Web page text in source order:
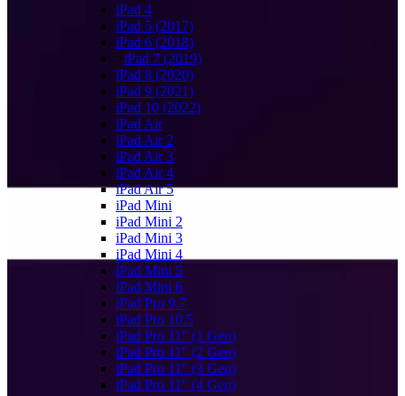
iPad 4
iPad 5 (2017)
iPad 6 (2018)
>iPad 7 (2019)
iPad 8 (2020)
iPad 9 (2021)
iPad 10 (2022)
iPad Air
iPad Air 2
iPad Air 3
iPad Air 4
iPad Air 5
iPad Mini
iPad Mini 2
iPad Mini 3
iPad Mini 4
iPad Mini 5
iPad Mini 6
iPad Pro 9.7
iPad Pro 10.5
iPad Pro 11" (1 Gen)
iPad Pro 11" (2 Gen)
iPad Pro 11" (3 Gen)
iPad Pro 11" (4 Gen)